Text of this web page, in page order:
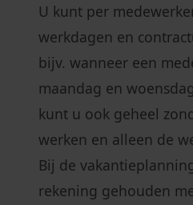
U kunt per
werkdagen en
bijv. wanneer een
maandag en
kunt u ook geheel
werken en alleen de
Bij de
rekening gehouden